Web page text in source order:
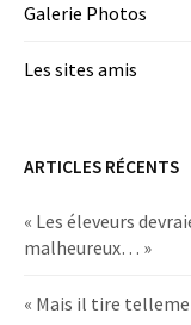
Galerie Photos
Les sites amis
ARTICLES RÉCENTS
« Les éleveurs
malheureux… »
« Mais il tire